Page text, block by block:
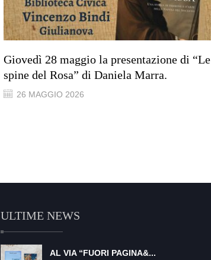
Giovedì 28 maggio la presentazione di “Le
spine del Rosa” di Daniela Marra.
26 MAGGIO 2026
ULTIME NEWS
AL VIA “FUORI PAGINA&...